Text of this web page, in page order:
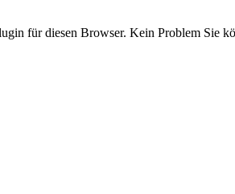
für diesen Browser. Kein Problem Sie